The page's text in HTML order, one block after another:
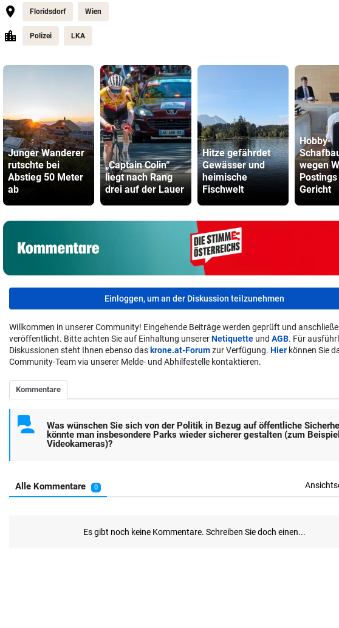
Floridsdorf Wien
Polizei LKA
Junger Wanderer
rutschte bei
Abstieg 50 Meter
ab
„Captain Colin“
liegt nach Rang
drei auf der Lauer
Hitze gefährdet
Gewässer und
heimische
Fischwelt
Hobby-
wegen
Gericht
Einloggen, um an der Diskussion teilzunehmen
Willkommen in unserer Community! Eingehende Beiträge werden geprüft und
veröffentlicht. Bitte achten Sie auf Einhaltung unsererNetiquette und AGB. Für
Diskussionen steht Ihnen ebenso das krone.at-Forumzur Verfügung. Hier können Sie
Community-Team via unserer Melde- und Abhilfestelle kontaktieren.